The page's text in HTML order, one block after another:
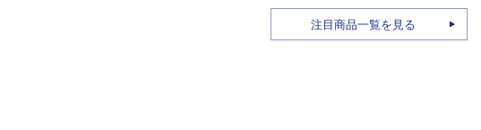
注目商品一覧を見る